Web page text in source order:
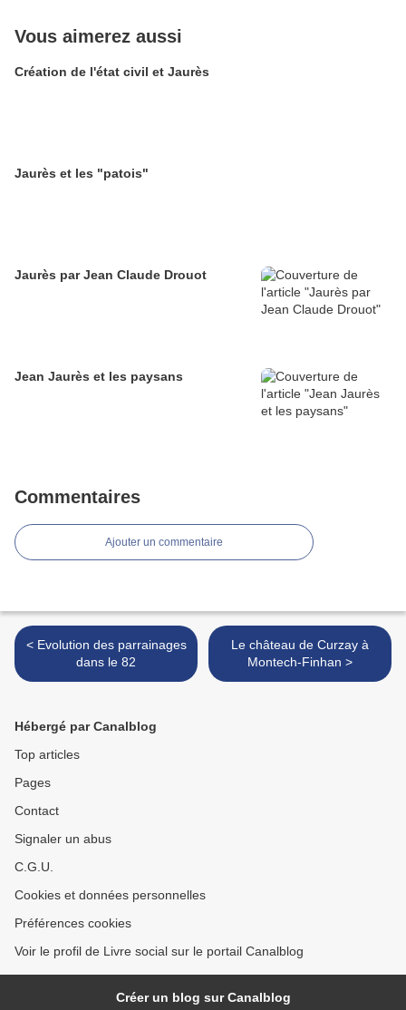
Vous aimerez aussi
Création de l'état civil et Jaurès
Jaurès et les "patois"
Jaurès par Jean Claude Drouot
Jean Jaurès et les paysans
Commentaires
Ajouter un commentaire
< Evolution des parrainages
dans le 82
Le château de Curzay à
Montech-Finhan >
Hébergé par Canalblog
Top articles
Pages
Contact
Signaler un abus
C.G.U.
Cookies et données personnelles
Préférences cookies
Voir le profil de Livre social sur le portail Canalblog
Créer un blog sur Canalblog